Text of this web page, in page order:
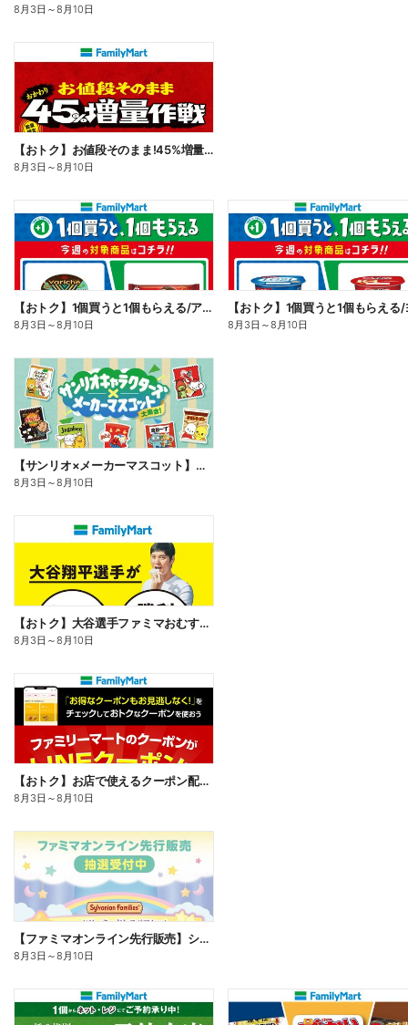
8月3日 ～8月10日
【おトク】お値段そのまま!45%増量作戦!
8月3日 ～8月10日
【おトク】1個買うと1個もらえる/アイス
8月3日 ～8月10日 8月3日 ～8月10日
【サンリオ×メーカーマスコット】オリジナルグッズ貰える!
8月3日 ～8月10日
【おトク】大谷選手ファミマおむすび割
8月3日 ～8月10日
【おトク】お店で使えるクーポン配信中
8月3日 ～8月10日
【ファミマオンライン先行販売】シルバニアファミリー
8月3日 ～8月10日